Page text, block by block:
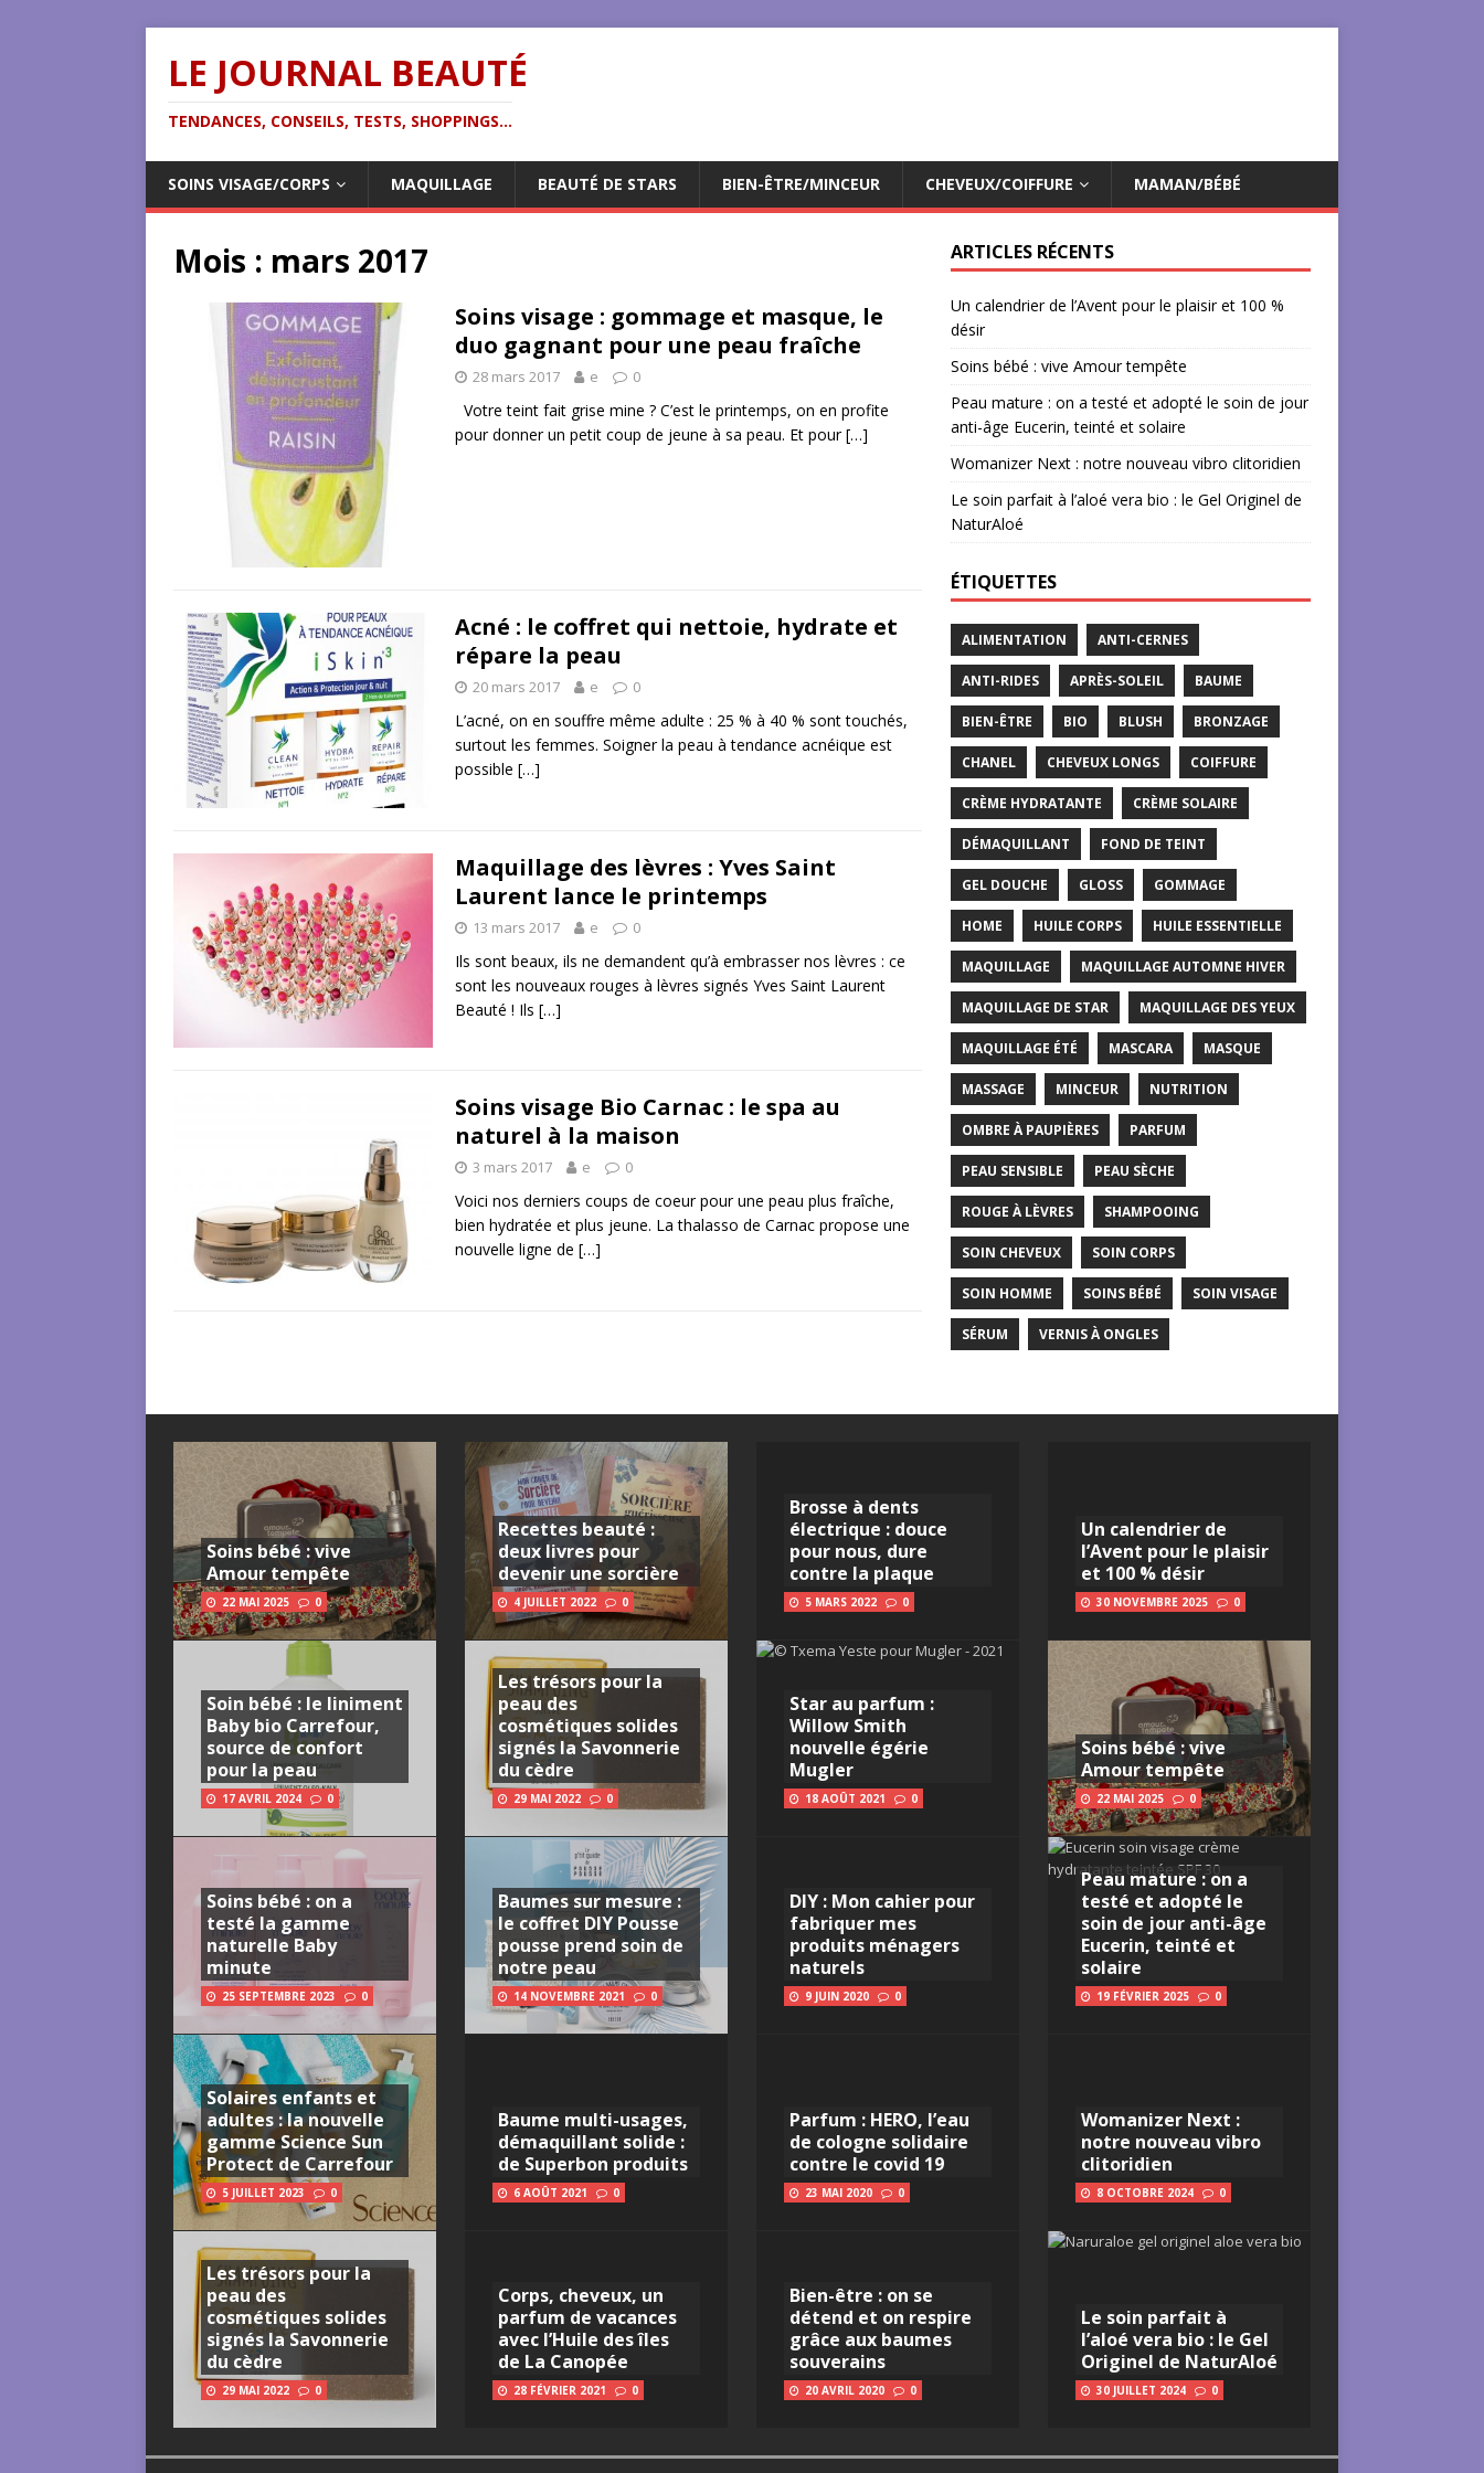
LE JOURNAL BEAUTÉ
TENDANCES, CONSEILS, TESTS, SHOPPINGS...
SOINS VISAGE/CORPS MAQUILLAGE BEAUTÉ DE STARS BIEN-ÊTRE/MINCEUR CHEVEUX/COIFFURE MAMAN/BÉBÉ
Mois : mars 2017
Soins visage : gommage et masque, le
duo gagnant pour une peau fraîche
28 mars 2017 e 0
Votre teint fait grise mine ? C’est le printemps, on en profite
pour donner un petit coup de jeune à sa peau. Et pour[…]
Acné : le coffret qui nettoie, hydrate et
répare la peau
20 mars 2017 e 0
L’acné, on en souffre même adulte : 25 % à 40 % sont touchés,
surtout les femmes. Soigner la peau à tendance acnéique est
possible […]
Maquillage des lèvres : Yves Saint
Laurent lance le printemps
13 mars 2017 e 0
Ils sont beaux, ils ne demandent qu’à embrasser nos lèvres : ce
sont les nouveaux rouges à lèvres signés Yves Saint Laurent
Beauté ! Ils […]
Soins visage Bio Carnac : le spa au
naturel à la maison
3 mars 2017 e 0
Voici nos derniers coups de coeur pour une peau plus fraîche,
bien hydratée et plus jeune. La thalasso de Carnac propose une
nouvelle ligne de […]
ARTICLES RÉCENTS
Un calendrier de l’Avent pour le plaisir et 100 %
désir
Soins bébé : vive Amour tempête
Peau mature : on a testé et adopté le soin de jour
anti-âge Eucerin, teinté et solaire
Womanizer Next : notre nouveau vibro clitoridien
Le soin parfait à l’aloé vera bio : le Gel Originel de
NaturAloé
ÉTIQUETTES
ALIMENTATION ANTI-CERNES
ANTI-RIDES APRÈS-SOLEIL BAUME
BIEN-ÊTRE BIO BLUSH BRONZAGE
CHANEL CHEVEUX LONGS COIFFURE
CRÈME HYDRATANTE CRÈME SOLAIRE
DÉMAQUILLANT FOND DE TEINT
GEL DOUCHE GLOSS GOMMAGE
HOME HUILE CORPS HUILE ESSENTIELLE
MAQUILLAGE MAQUILLAGE AUTOMNE HIVER
MAQUILLAGE DE STAR MAQUILLAGE DES YEUX
MAQUILLAGE ÉTÉ MASCARA MASQUE
MASSAGE MINCEUR NUTRITION
OMBRE À PAUPIÈRES PARFUM
PEAU SENSIBLE PEAU SÈCHE
ROUGE À LÈVRES SHAMPOOING
SOIN CHEVEUX SOIN CORPS
SOIN HOMME SOINS BÉBÉ SOIN VISAGE
SÉRUM VERNIS À ONGLES
Soins bébé : vive
Amour tempête
22 MAI 2025 0
Soin bébé : le liniment
Baby bio Carrefour,
source de confort
pour la peau
17 AVRIL 2024 0
Soins bébé : on a
testé la gamme
naturelle Baby
minute
25 SEPTEMBRE 2023 0
Solaires enfants et
adultes : la nouvelle
gamme Science Sun
Protect de Carrefour
5 JUILLET 2023 0
Les trésors pour la
peau des
cosmétiques solides
signés la Savonnerie
du cèdre
29 MAI 2022 0
Recettes beauté :
deux livres pour
devenir une sorcière
4 JUILLET 2022 0
Les trésors pour la
peau des
cosmétiques solides
signés la Savonnerie
du cèdre
29 MAI 2022 0
Baumes sur mesure :
le coffret DIY Pousse
pousse prend soin de
notre peau
14 NOVEMBRE 2021 0
Baume multi-usages,
démaquillant solide :
de Superbon produits
6 AOÛT 2021 0
Corps, cheveux, un
parfum de vacances
avec l’Huile des îles
de La Canopée
28 FÉVRIER 2021 0
Brosse à dents
électrique : douce
pour nous, dure
contre la plaque
5 MARS 2022 0
Star au parfum :
Willow Smith
nouvelle égérie
Mugler
18 AOÛT 2021 0
DIY : Mon cahier pour
fabriquer mes
produits ménagers
naturels
9 JUIN 2020 0
Parfum : HERO, l’eau
de cologne solidaire
contre le covid 19
23 MAI 2020 0
Bien-être : on se
détend et on respire
grâce aux baumes
souverains
20 AVRIL 2020 0
Un calendrier de
l’Avent pour le plaisir
et 100 % désir
30 NOVEMBRE 2025 0
Soins bébé : vive
Amour tempête
22 MAI 2025 0
Peau mature : on a
testé et adopté le
soin de jour anti-âge
Eucerin, teinté et
solaire
19 FÉVRIER 2025 0
Womanizer Next :
notre nouveau vibro
clitoridien
8 OCTOBRE 2024 0
Le soin parfait à
l’aloé vera bio : le Gel
Originel de NaturAloé
30 JUILLET 2024 0